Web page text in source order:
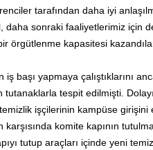
tarafından daha iyi
sonraki faaliyetlerimiz için
örgütlenme kapasitesi
başı yapmaya çalıştıklarını
tespit edilmişti.
işçilerinin kampüse girişini
komite kapının
tutup araçları içinde yeni